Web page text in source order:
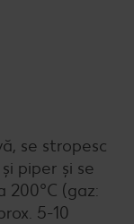
se stropesc
piper și se
200°C (gaz:
5-10